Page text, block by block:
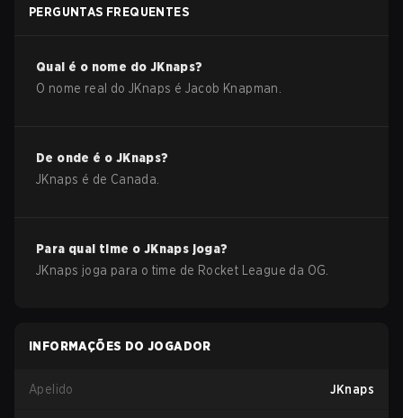
PERGUNTAS FREQUENTES
Qual é o nome do JKnaps?
O nome real doJKnaps é Jacob Knapman
De onde é o JKnaps?
JKnaps é de Canada
Para qual time o JKnaps joga?
JKnaps joga para o time de Rocket League da OG
INFORMAÇÕES DO JOGADOR
Apelido JKnaps